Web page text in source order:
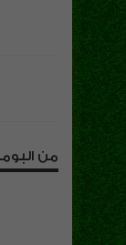
من